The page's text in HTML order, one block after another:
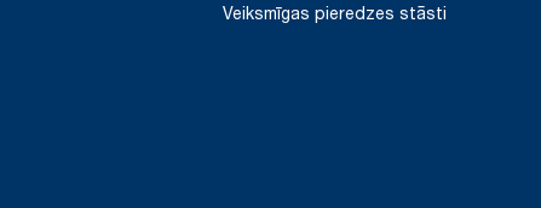
Veiksmīgas pieredzes stāsti